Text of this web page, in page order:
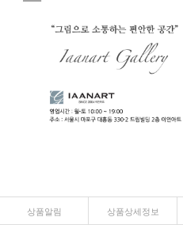
상품알림 상품상세정보